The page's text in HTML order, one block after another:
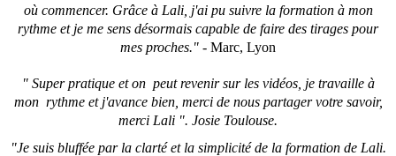
où commencer. Grâce à Lali, j'ai pu suivre la formation à mon
rythme et je me sens désormais capable de faire des tirages pour
mes proches." - Marc, Lyon
" Super pratique et on peut revenir sur les vidéos, je travaille à
mon rythme et j'avance bien, merci de nous partager votre savoir,
merci Lali ". Josie Toulouse.
"Je suis bluffée par la clarté et la simplicité de la formation de Lali.